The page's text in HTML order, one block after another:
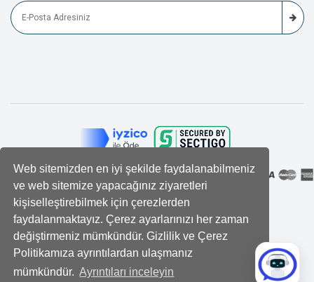
Web sitemizden en iyi şekilde faydalanabilmeniz
ve web sitemize yapacağınız ziyaretleri
kişiselleştirebilmek için çerezlerden
faydalanmaktayız. Çerez ayarlarınızı her zaman
değiştirmeniz mümkündür. Gizlilik ve Çerez
Politikamıza ayrıntılardan ulaşmanız
mümkündür. Ayrıntıları inceleyin